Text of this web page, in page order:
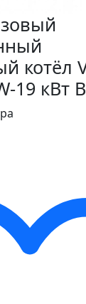
котёл
19 кВт